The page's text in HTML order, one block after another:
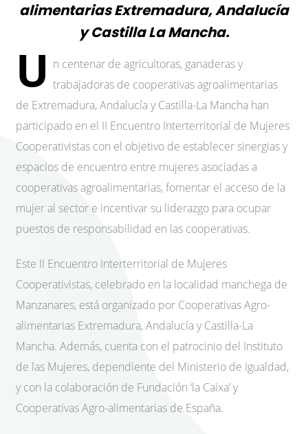
alimentarias Extremadura, Andalucía
y Castilla La Mancha.
U n centenar de agricultoras, ganaderas y
trabajadoras de cooperativas agroalimentarias
de Extremadura, Andalucía y Castilla-La Mancha han
participado en el II Encuentro Interterritorial de Mujeres
Cooperativistas con el objetivo de establecer sinergias y
espacios de encuentro entre mujeres asociadas a
cooperativas agroalimentarias, fomentar el acceso de la
mujer al sector e incentivar su liderazgo para ocupar
puestos de responsabilidad en las cooperativas.
Este II Encuentro Interterritorial de Mujeres
Cooperativistas, celebrado en la localidad manchega de
Manzanares, está organizado por Cooperativas Agro-
alimentarias Extremadura, Andalucía y Castilla-La
Mancha. Además, cuenta con el patrocinio del Instituto
de las Mujeres, dependiente del Ministerio de Igualdad,
y con la colaboración de Fundación ‘la Caixa’ y
Cooperativas Agro-alimentarias de España.